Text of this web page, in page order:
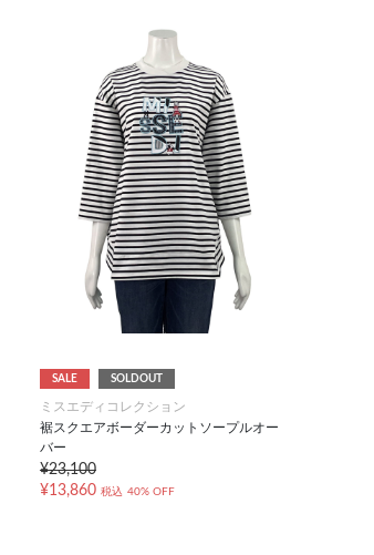
SALE SOLDOUT
ミスエディコレクション
裾スクエアボーダーカットソープルオー
バー
¥23,100
¥13,860 税込 40% OFF